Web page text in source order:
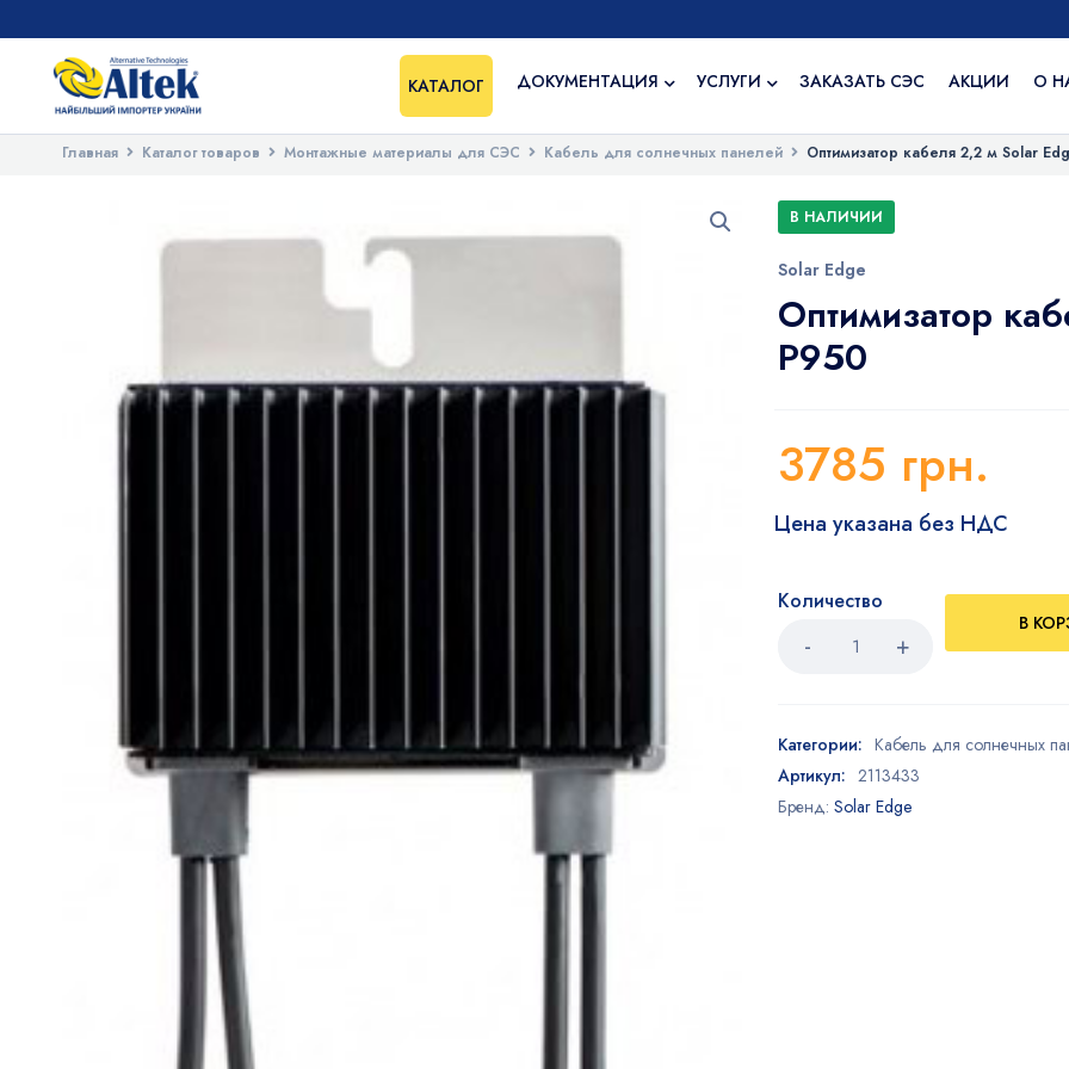
КАТАЛОГ ДОКУМЕНТАЦИЯ УСЛУГИ ЗАКАЗАТЬ СЭС АКЦИИ О
Главная Каталог товаров Монтажные материалы для СЭС Кабель для солнечных панелей Оптимизатор кабеля 2,2 м Solar
В НАЛИЧИИ
Solar Edge
Оптимизатор
Р950
3785 грн.
Цена указана без НДС
Количество
В
Категории: Кабель для солнечных
Артикул: 2113433
Бренд:Solar Edge